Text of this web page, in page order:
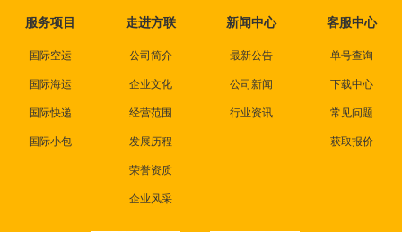
服务项目
国际空运
国际海运
国际快递
国际小包
走进方联
公司简介
企业文化
经营范围
发展历程
荣誉资质
企业风采
新闻中心
最新公告
公司新闻
行业资讯
客服中心
单号查询
下载中心
常见问题
获取报价